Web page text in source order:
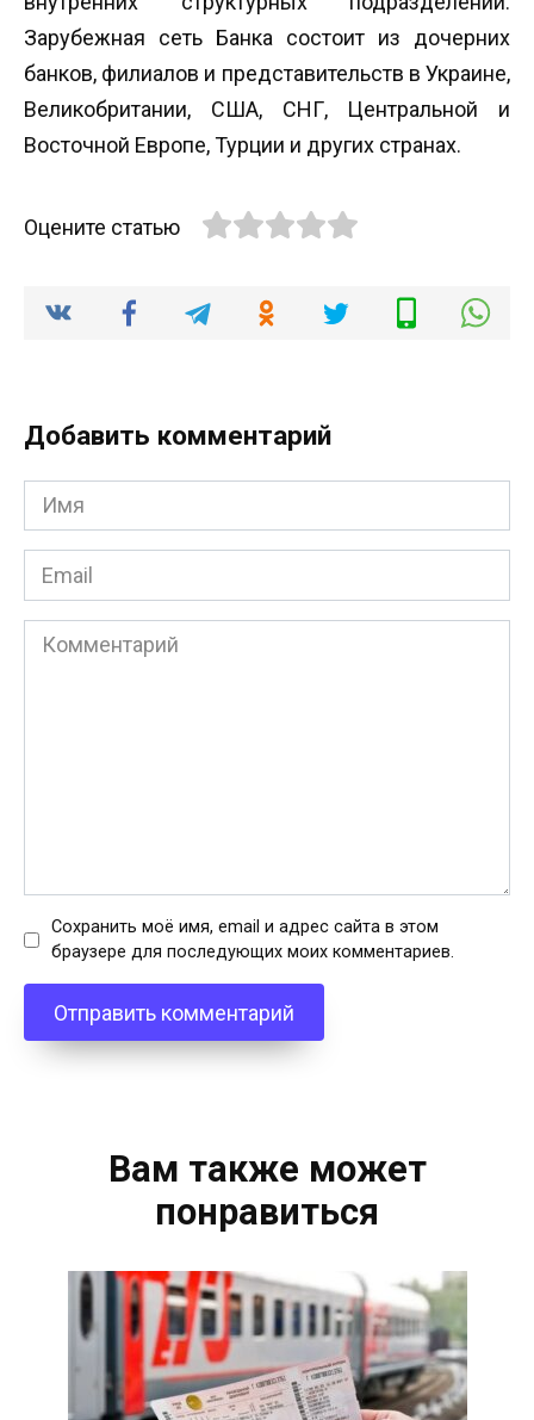
Зарубежная сеть Банка состоит из дочерних
банков, филиалов и представительств в Украине,
Великобритании, США, СНГ, Центральной и
Восточной Европе, Турции и других странах.
Оцените статью
Добавить комментарий
Имя
*
Email
*
Комментарий
Сохранить моё имя, email и адрес сайта в этом
браузере для последующих моих комментариев.
Вам также может
понравиться